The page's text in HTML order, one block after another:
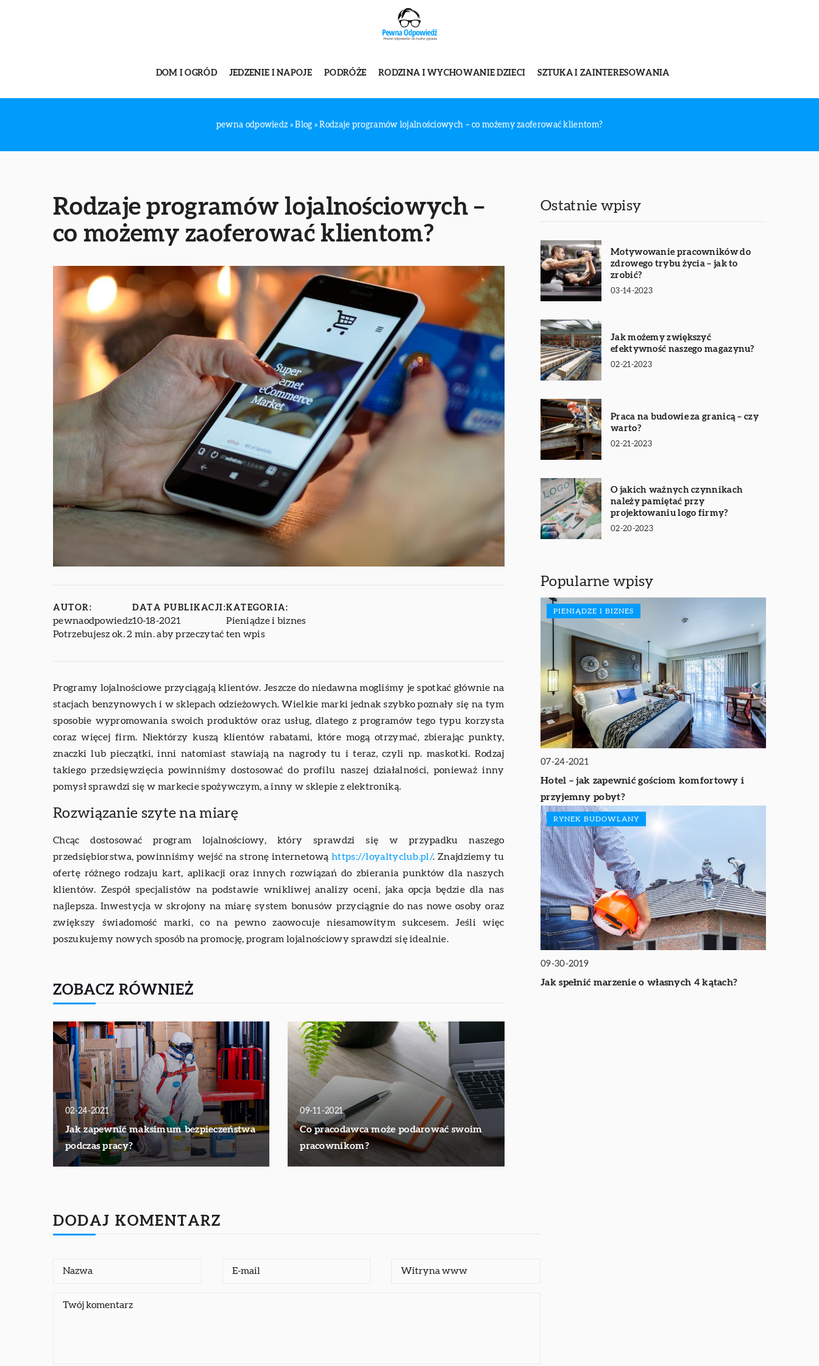
DOM I OGRÓD JEDZENIE I NAPOJE PODRÓŻE RODZINA I WYCHOWANIE DZIECI SZTUKA I ZAINTERESOWANIA
pewna odpowiedz »Blog »Rodzaje programów lojalnościowych – co możemy zaoferować klientom?
Rodzaje programów lojalnościowych –
co możemy zaoferować klientom?
AUTOR:
pewnaodpowiedz
DATA PUBLIKACJI:
10-18-2021
KATEGORIA:
Pieniądze i biznes
Potrzebujesz ok. 2 min. aby przeczytać ten wpis
Programy lojalnościowe przyciągają klientów. Jeszcze do niedawna mogliśmy je spotkać głównie na
stacjach benzynowych i w sklepach odzieżowych. Wielkie marki jednak szybko poznały się na tym
sposobie wypromowania swoich produktów oraz usług, dlatego z programów tego typu korzysta
coraz więcej firm. Niektórzy kuszą klientów rabatami, które mogą otrzymać, zbierając punkty,
znaczki lub pieczątki, inni natomiast stawiają na nagrody tu i teraz, czyli np. maskotki. Rodzaj
takiego przedsięwzięcia powinniśmy dostosować do profilu naszej działalności, ponieważ inny
pomysł sprawdzi się w markecie spożywczym, a inny w sklepie z elektroniką.
Rozwiązanie szyte na miarę
Chcąc dostosować program lojalnościowy, który sprawdzi się w przypadku naszego
przedsiębiorstwa, powinniśmy wejść na stronę internetowąhttps://loyaltyclub.pl/. Znajdziemy tu
ofertę różnego rodzaju kart, aplikacji oraz innych rozwiązań do zbierania punktów dla naszych
klientów. Zespół specjalistów na podstawie wnikliwej analizy oceni, jaka opcja będzie dla nas
najlepsza. Inwestycja w skrojony na miarę system bonusów przyciągnie do nas nowe osoby oraz
zwiększy świadomość marki, co na pewno zaowocuje niesamowitym sukcesem. Jeśli więc
poszukujemy nowych sposób na promocję, program lojalnościowy sprawdzi się idealnie.
ZOBACZ RÓWNIEŻ
02-24-2021
Jak zapewnić maksimum bezpieczeństwa
podczas pracy?
09-11-2021
Co pracodawca może podarować swoim
pracownikom?
Ostatnie wpisy
Motywowanie pracowników do
zdrowego trybu życia – jak to
zrobić?
03-14-2023
Jak możemy zwiększyć
efektywność naszego magazynu?
02-21-2023
Praca na budowie za granicą – czy
warto?
02-21-2023
O jakich ważnych czynnikach
należy pamiętać przy
projektowaniu logo firmy?
02-20-2023
Popularne wpisy
PIENIĄDZE I BIZNES
07-24-2021
Hotel – jak zapewnić gościom komfortowy i
przyjemny pobyt?
RYNEK BUDOWLANY
09-30-2019
Jak spełnić marzenie o własnych 4 kątach?
DODAJ KOMENTARZ